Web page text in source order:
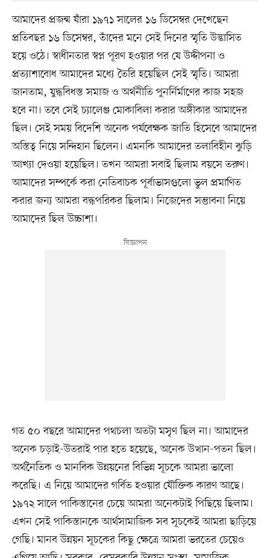
আমাদের প্রজন্ম যাঁরা ১৯৭১ সালের ১৬ ডিসেম্বর দেখেছেন
প্রতিবছর ১৬ ডিসেম্বর, তাঁদের মনে সেই দিনের স্মৃতি উদ্ভাসিত
হয়ে ওঠে। স্বাধীনতার স্বপ্ন পূরণ হওয়ার পর যে উদ্দীপনা ও
প্রত্যাশাবোধ আমাদের মধ্যে তৈরি হয়েছিল সেই স্মৃতি। আমরা
জানতাম, যুদ্ধবিধস্ত সমাজ ও অর্থনীতি পুনর্নির্মাণের কাজ সহজ
হবে না। তবে সেই চ্যালেঞ্জ মোকাবিলা করার অঙ্গীকার আমাদের
ছিল। সেই সময় বিদেশি অনেক পর্যবেক্ষক জাতি হিসেবে আমাদের
অস্তিত্ব নিয়ে সন্দিহান ছিলেন। এমনকি আমাদের তলাবিহীন ঝুড়ি
আখ্যা দেওয়া হয়েছিল। তখন আমরা সবাই ছিলাম বয়সে তরুণ।
আমাদের সম্পর্কে করা নেতিবাচক পূর্বাভাসগুলো ভুল প্রমাণিত
করার জন্য আমরা বদ্ধপরিকর ছিলাম। নিজেদের সম্ভাবনা নিয়ে
আমাদের ছিল উচ্চাশা।
গত ৫০ বছরে আমাদের পথচলা অতটা মসৃণ ছিল না। আমাদের
অনেক চড়াই-উতরাই পার হতে হয়েছে, অনেক উত্থান-পতন ছিল।
অর্থনৈতিক ও মানবিক উন্নয়নের বিভিন্ন সূচকে আমরা ভালো
করেছি। এ নিয়ে আমাদের গর্বিত হওয়ার যৌক্তিক কারণ আছে।
১৯৭২ সালে পাকিস্তানের চেয়ে আমরা অনেকটাই পিছিয়ে ছিলাম।
এখন সেই পাকিস্তানকে আর্থসামাজিক সব সূচকেই আমরা ছাড়িয়ে
গেছি। মানব উন্নয়ন সূচকের কিছু ক্ষেত্রে আমরা ভরতের চেয়েও